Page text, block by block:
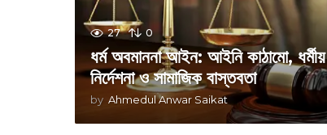
27 0
ধর্ম অবমাননা আইন: আইনি কাঠামো, ধর্মীয়
নির্দেশনা ও সামাজিক বাস্তবতা
by Ahmedul Anwar Saikat